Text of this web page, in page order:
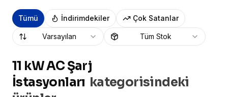
Tümü İndirimdekiler Çok Satanlar
Varsayılan Tüm Stok
11 kW AC Şarj
İstasyonları kategorisindeki